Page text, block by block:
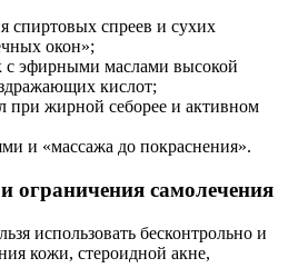
спиртовых спреев и сухих
окон»;
с эфирными маслами высокой
кислот;
при жирной себорее и активном
и «массажа до покраснения».
ограничения самолечения
использовать бесконтрольно и
кожи, стероидной акне,